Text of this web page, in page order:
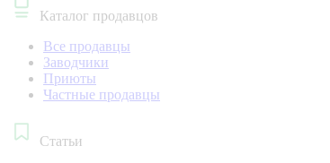
Каталог продавцов
Все продавцы
Заводчики
Приюты
Частные продавцы
Статьи